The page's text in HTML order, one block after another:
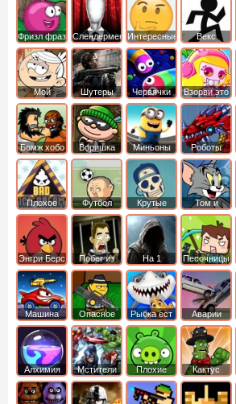
Фризл фраз Слендермен Интересные Векс
Мой
шумный
дом
Шутеры Червячки Взорви это
Бомж хобо
Воришка
боб
Миньоны
Роботы
динозавры
Плохое
мороженое
Футбол
головами
Крутые
Том и
джерри
Энгри Берс
Побег из
тюрьмы
На 1 Песочницы
Машина
ест
машину
Опасное
оружие
Рыбка ест
рыбку
Аварии
машин
Алхимия Мстители
Плохие
свинки
Кактус
маккой